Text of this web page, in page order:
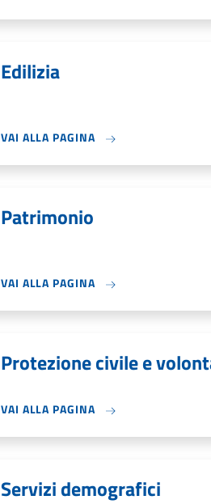
Edilizia
VAI ALLA PAGINA
Patrimonio
VAI ALLA PAGINA
Protezione civile e
VAI ALLA PAGINA
Servizi demografici